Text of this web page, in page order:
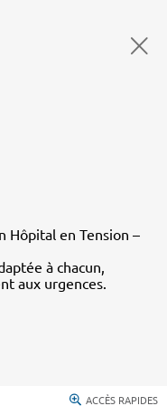
Hôpital en Tension –
à chacun,
aux urgences.
ACCÈS RAPIDES